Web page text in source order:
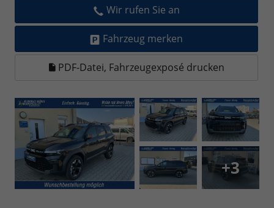
Wir rufen Sie an
Fahrzeug merken
PDF-Datei, Fahrzeugexposé drucken
+3